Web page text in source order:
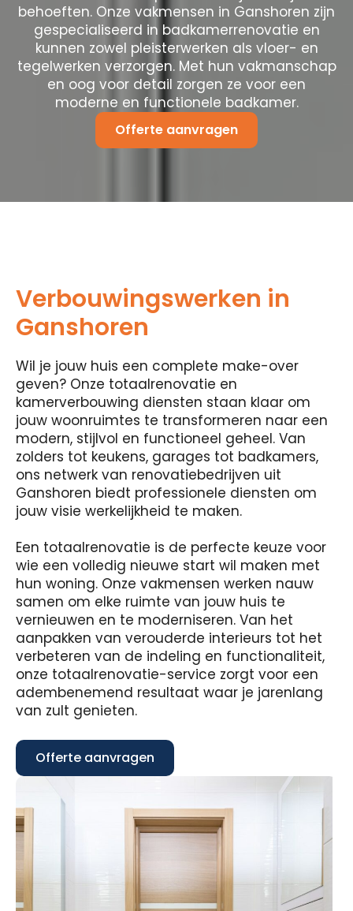
behoeften. Onze vakmensen in Ganshoren zijn
gespecialiseerd in badkamerrenovatie en
kunnen zowel pleisterwerken als vloer- en
tegelwerken verzorgen. Met hun vakmanschap
en oog voor detail zorgen ze voor een
moderne en functionele badkamer.
Offerte aanvragen
Verbouwingswerken in
Ganshoren
Wil je jouw huis een complete make-over
geven? Onze totaalrenovatie en
kamerverbouwing diensten staan ​​klaar om
jouw woonruimtes te transformeren naar een
modern, stijlvol en functioneel geheel. Van
zolders tot keukens, garages tot badkamers,
ons netwerk van renovatiebedrijven uit
Ganshoren biedt professionele diensten om
jouw visie werkelijkheid te maken.
Een totaalrenovatie is de perfecte keuze voor
wie een volledig nieuwe start wil maken met
hun woning. Onze vakmensen werken nauw
samen om elke ruimte van jouw huis te
vernieuwen en te moderniseren. Van het
aanpakken van verouderde interieurs tot het
verbeteren van de indeling en functionaliteit,
onze totaalrenovatie-service zorgt voor een
adembenemend resultaat waar je jarenlang
van zult genieten.
Offerte aanvragen